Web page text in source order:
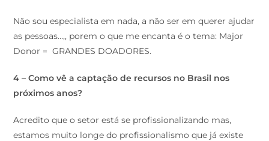
Não sou especialista em nada, a não ser em querer ajudar
as pessoas…,, porem o que me encanta é o tema: Major
Donor = GRANDES DOADORES.
4 – Como vê a captação de recursos no Brasil nos
próximos anos?
Acredito que o setor está se profissionalizando mas,
estamos muito longe do profissionalismo que já existe